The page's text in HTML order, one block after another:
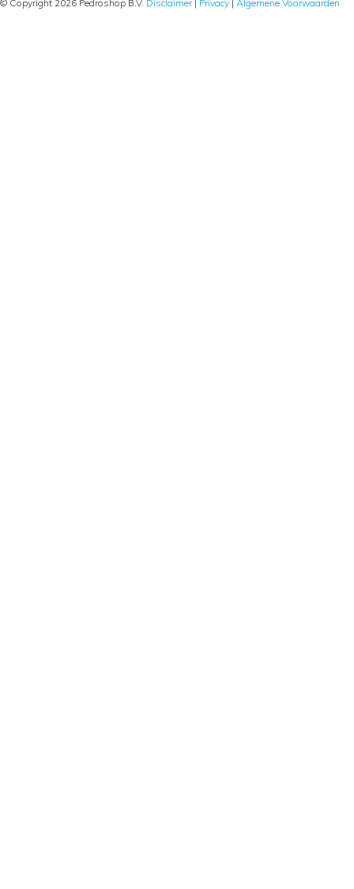
© Copyright 2026 Pedroshop B.V. Disclaimer| Privacy | Algemene Voorwaarden